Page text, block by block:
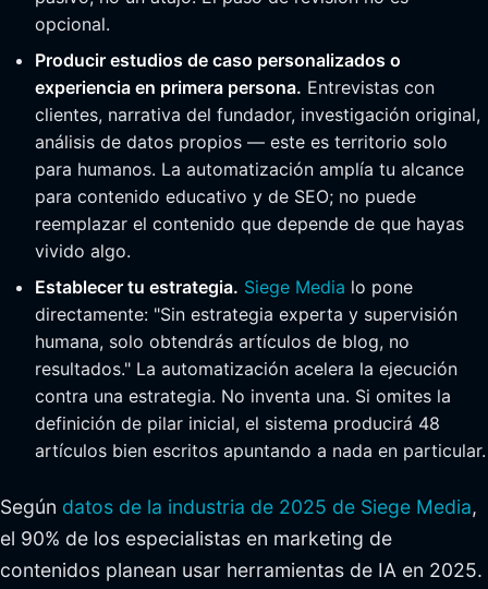
opcional.
Producir estudios de caso personalizados o
experiencia en primera persona. Entrevistas con
clientes, narrativa del fundador, investigación original,
análisis de datos propios — este es territorio solo
para humanos. La automatización amplía tu alcance
para contenido educativo y de SEO; no puede
reemplazar el contenido que depende de que hayas
vivido algo.
Establecer tu estrategia. Siege Media lo pone
directamente: "Sin estrategia experta y supervisión
humana, solo obtendrás artículos de blog, no
resultados." La automatización acelera la ejecución
contra una estrategia. No inventa una. Si omites la
definición de pilar inicial, el sistema producirá 48
artículos bien escritos apuntando a nada en particular.
Según datos de la industria de 2025 de Siege Media,
el 90% de los especialistas en marketing de
contenidos planean usar herramientas de IA en 2025.